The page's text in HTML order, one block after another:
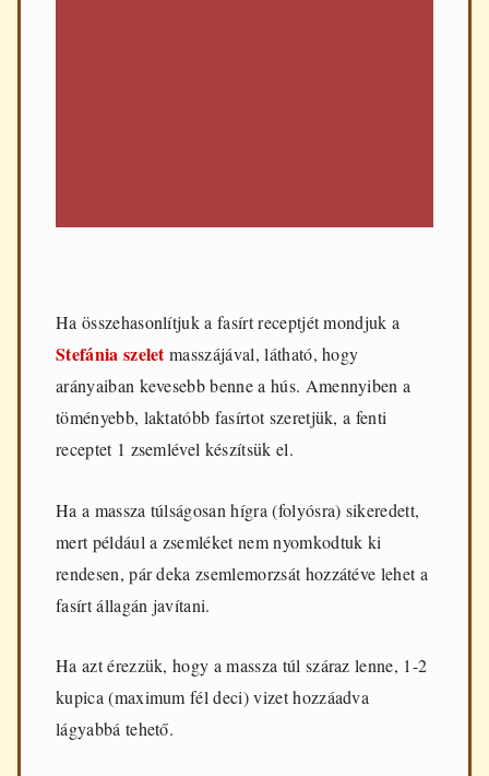
Ha összehasonlítjuk a fasírt receptjét mondjuk a
Stefánia szeletmasszájával, látható, hogy
arányaiban kevesebb benne a hús. Amennyiben a
töményebb, laktatóbb fasírtot szeretjük, a fenti
receptet 1 zsemlével készítsük el.
Ha a massza túlságosan hígra (folyósra) sikeredett,
mert például a zsemléket nem nyomkodtuk ki
rendesen, pár deka zsemlemorzsát hozzátéve lehet a
fasírt állagán javítani.
Ha azt érezzük, hogy a massza túl száraz lenne, 1-2
kupica (maximum fél deci) vizet hozzáadva
lágyabbá tehető.